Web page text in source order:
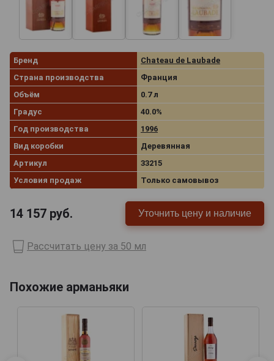
Бренд
Chateau de Laubade
Страна производства
Франция
Объём
0.7 л
Градус
40.0%
Год производства
1996
Вид коробки
Деревянная
Артикул
33215
Условия продаж
Только самовывоз
14 157 руб. Уточнить цену и наличие
Рассчитать цену за 50 мл
Похожие арманьяки